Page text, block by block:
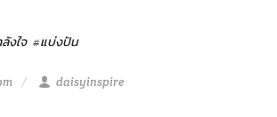
งใจ #แบ่งปัน
daisyinspire